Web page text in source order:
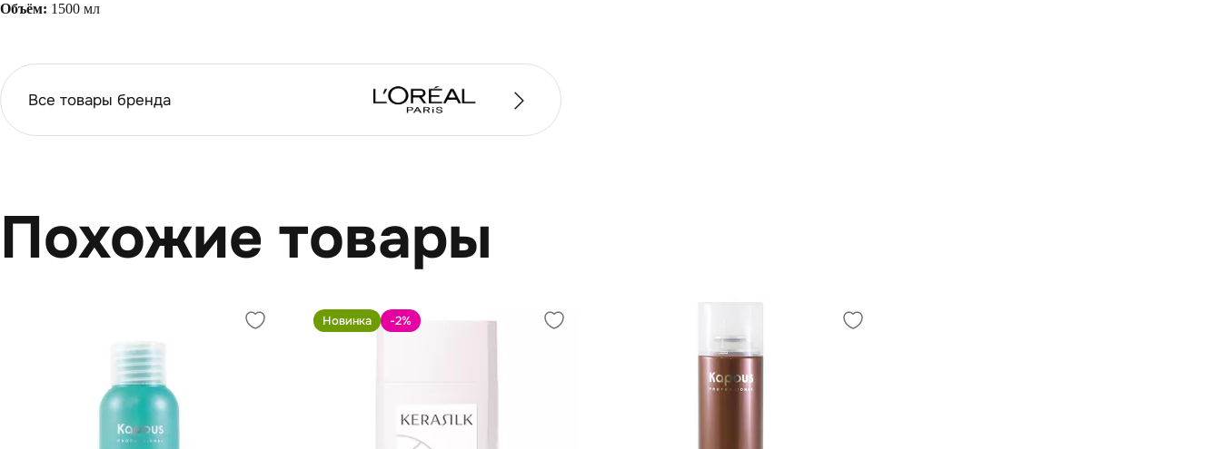
Объём: 1500 мл
Все товары бренда
Похожие товары
Новинка -2%